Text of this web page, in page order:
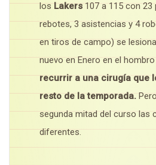
los Lakers 107 a 115 con 23
rebotes, 3 asistencias y 4
en tiros de campo) se
nuevo en Enero en el
recurrir a una cirugía que
resto de la temporada.
segunda mitad del curso las
diferentes.